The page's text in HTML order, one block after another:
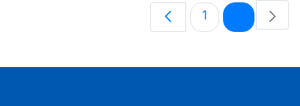
Pagina
1 Pagina